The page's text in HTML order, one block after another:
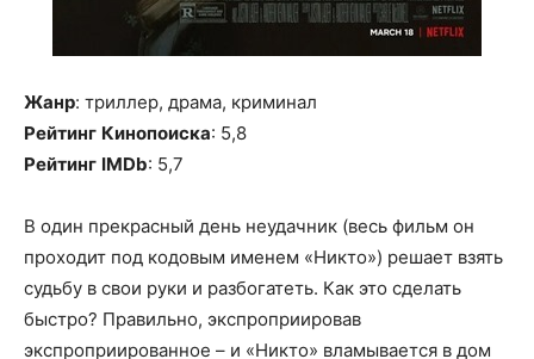
Жанр: триллер, драма, криминал
Рейтинг Кинопоиска: 5,8
Рейтинг IMDb: 5,7
В один прекрасный день неудачник (весь фильм он
проходит под кодовым именем «Никто») решает взять
судьбу в свои руки и разбогатеть. Как это сделать
быстро? Правильно, экспроприировав
экспроприированное – и «Никто» вламывается в дом